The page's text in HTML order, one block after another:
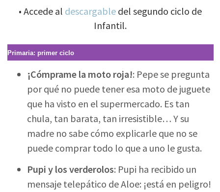
• Accede al descargabledel segundo ciclo de
Infantil.
Primaria: primer ciclo
¡Cómprame la moto roja!: Pepe se pregunta
por qué no puede tener esa moto de juguete
que ha visto en el supermercado. Es tan
chula, tan barata, tan irresistible… Y su
madre no sabe cómo explicarle que no se
puede comprar todo lo que a uno le gusta.
Pupi y los verderolos: Pupi ha recibido un
mensaje telepático de Aloe: ¡está en peligro!